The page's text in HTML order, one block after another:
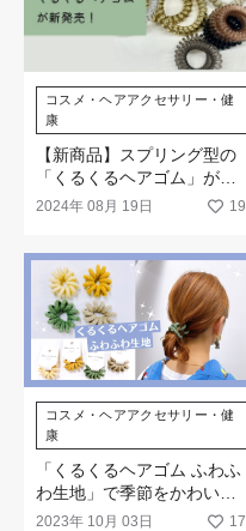
コスメ・ヘアアクセサリー・健
康
【新商品】スプリング型の
「くるくるヘアゴム」がお
しゃれカラーで新登場！
2024年 08月 19日 19
コスメ・ヘアアクセサリー・健
康
「くるくるヘアゴム ふわふ
わ生地」で季節をかわいく
先取り☆
2023年 10月 03日 17